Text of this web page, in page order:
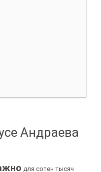
Андраева
для сотен тысяч